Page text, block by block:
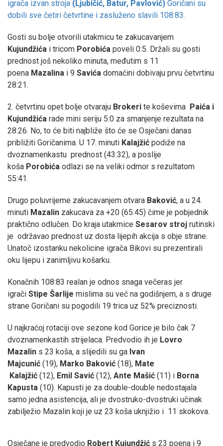
igrača izvan stroja (Ljubičić, Batur, Pavlović) Goričani su
dobili sve četiri četvrtine i zasluženo slavili 108:83.
Gosti su bolje otvorili utakmicu te zakucavanjem
Kujundžića i tricom Porobića poveli 0:5. Držali su gosti
prednost još nekoliko minuta, međutim s 11
poena Mazalina i 9 Savića domaćini dobivaju prvu četvrtinu
28:21.
2. četvrtinu opet bolje otvaraju Brokeri te koševima Paića i
Kujundžića rade mini seriju 5:0 za smanjenje rezultata na
28:26. No, to će biti najbliže što će se Osječani danas
približiti Goričanima. U 17. minuti Kalajžić podiže na
dvoznamenkastu prednost (43:32), a poslije
koša Porobića odlazi se na veliki odmor s rezultatom
55:41.
Drugo poluvrijeme zakucavanjem otvara Baković, a u 24.
minuti Mazalin zakucava za +20 (65:45) čime je pobjednik
praktično odlučen. Do kraja utakmice Sesarov stroj rutinski
je održavao prednost uz dosta lijepih akcija s obje strane.
Unatoč izostanku nekolicine igrača Bikovi su prezentirali
oku lijepu i zanimljivu košarku.
Konačnih 108:83 realan je odnos snaga večeras jer
igrači Stipe Šarlije mislima su već na godišnjem, a s druge
strane Goričani su pogodili 19 trica uz 52% preciznosti.
U najkraćoj rotaciji ove sezone kod Gorice je bilo čak 7
dvoznamenkastih strijelaca. Predvodio ih je Lovro
Mazalin s 23 koša, a slijedili su ga Ivan
Majcunić (19), Marko Baković (18), Mate
Kalajžić (12), Emil Savić (12), Ante Mašić (11) i Borna
Kapusta (10). Kapusti je za double-double nedostajala
samo jedna asistencija, ali je dvostruko-dvostruki učinak
zabilježio Mazalin koji je uz 23 koša uknjižio i 11 skokova.
Osječane je predvodio Robert Kujundžić s 23 poena i 9